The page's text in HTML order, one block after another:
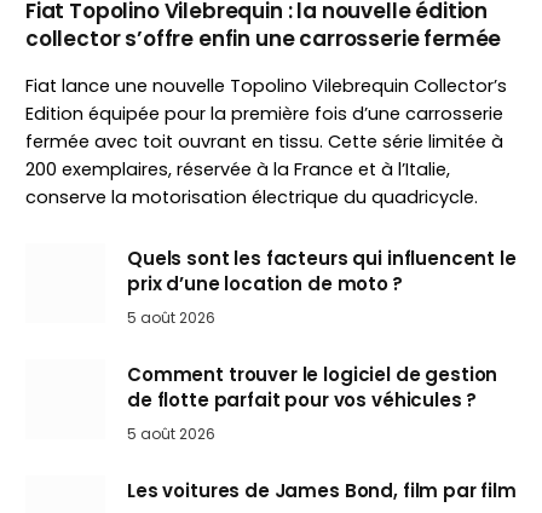
Fiat Topolino Vilebrequin : la nouvelle édition
collector s’offre enfin une carrosserie fermée
Fiat lance une nouvelle Topolino Vilebrequin Collector’s
Edition équipée pour la première fois d’une carrosserie
fermée avec toit ouvrant en tissu. Cette série limitée à
200 exemplaires, réservée à la France et à l’Italie,
conserve la motorisation électrique du quadricycle.
Quels sont les facteurs qui influencent le
prix d’une location de moto ?
5 août 2026
Comment trouver le logiciel de gestion
de flotte parfait pour vos véhicules ?
5 août 2026
Les voitures de James Bond, film par film